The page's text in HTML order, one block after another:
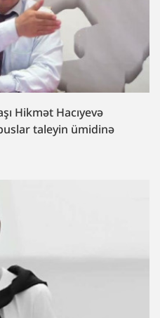
Hikmət Hacıyevə
taleyin ümidinə